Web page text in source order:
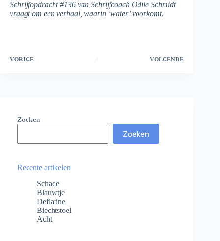
Schrijfopdracht #136 van Schrijfcoach Odile Schmidt
vraagt om een verhaal, waarin ‘water’ voorkomt.
VORIGE VOLGENDE
Zoeken
Zoeken
Recente artikelen
Schade
Blauwtje
Deflatine
Biechtstoel
Acht